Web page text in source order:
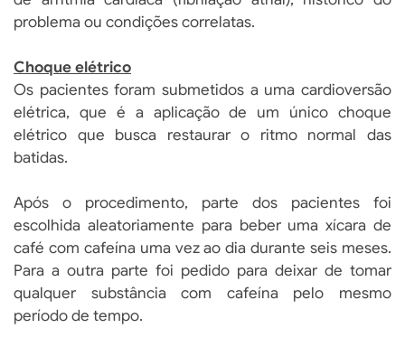
problema ou condições correlatas.
Choque elétrico
Os pacientes foram submetidos a uma cardioversão
elétrica, que é a aplicação de um único choque
elétrico que busca restaurar o ritmo normal das
batidas.
Após o procedimento, parte dos pacientes foi
escolhida aleatoriamente para beber uma xícara de
café com cafeína uma vez ao dia durante seis meses.
Para a outra parte foi pedido para deixar de tomar
qualquer substância com cafeína pelo mesmo
período de tempo.